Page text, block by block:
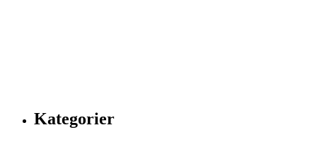
Kategorier